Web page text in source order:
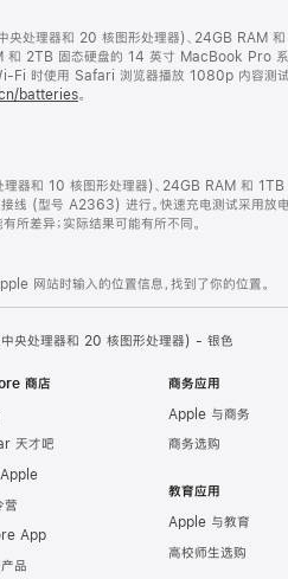
理器和 20 核图形处理器)、24GB RAM
固态硬盘的 14 英寸 MacBook Pro 系统
Fi 时使用 Safari 浏览器播放 1080p 内容测试
batteries。
和 10 核图形处理器)、24GB RAM 和 1TB
号 A2363) 进行。快速充电测试采用放电
所差异；实际结果可能有所不同。
网站时输入的位置信息，找到了你的位置。
处理器和 20 核图形处理器) - 银色
商店
天才吧
营
App
品
商务应用
Apple 与商务
商务选购
教育应用
Apple 与教育
高校师生选购